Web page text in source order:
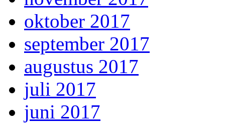
oktober 2017
september 2017
augustus 2017
juli 2017
juni 2017